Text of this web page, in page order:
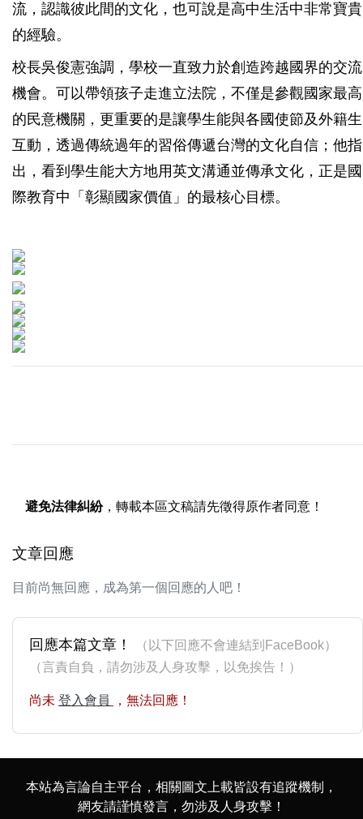
流，認識彼此間的文化，也可說是高中生活中非常寶貴
的經驗。
校長吳俊憲強調，學校一直致力於創造跨越國界的交流
機會。可以帶領孩子走進立法院，不僅是參觀國家最高
的民意機關，更重要的是讓學生能與各國使節及外籍生
互動，透過傳統過年的習俗傳遞台灣的文化自信；他指
出，看到學生能大方地用英文溝通並傳承文化，正是國
際教育中「彰顯國家價值」的最核心目標。
避免法律糾紛，轉載本區文稿請先徵得原作者同意！
文章回應
目前尚無回應，成為第一個回應的人吧！
回應本篇文章！
（以下回應不會連結到FaceBook）
（言責自負，請勿涉及人身攻擊，以免挨告！）
尚未 登入會員 ，無法回應！
本站為言論自主平台，相關圖文上載皆設有追蹤機制，
網友請謹慎發言，勿涉及人身攻擊！